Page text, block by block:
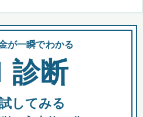
て表示
が一瞬でわかる
診断
してみる